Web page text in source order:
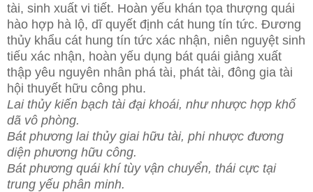
tài, sinh xuất vi tiết. Hoàn yếu khán tọa thượng quái
hào hợp hà lộ, dĩ quyết định cát hung tín tức. Đương
thủy khẩu cát hung tín tức xác nhận, niên nguyệt sinh
tiếu xác nhận, hoàn yếu dụng bát quái giảng xuất
thập yêu nguyên nhân phá tài, phát tài, đông gia tài
hội thuyết hữu công phu.
Lai thủy kiến bạch tài đại khoái, như nhược hợp khố
dã vô phòng.
Bát phương lai thủy giai hữu tài, phi nhược đương
diện phương hữu công.
Bát phương quái khí tùy vận chuyển, thái cực tại
trung yếu phân minh.